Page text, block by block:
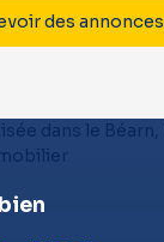
des annonces